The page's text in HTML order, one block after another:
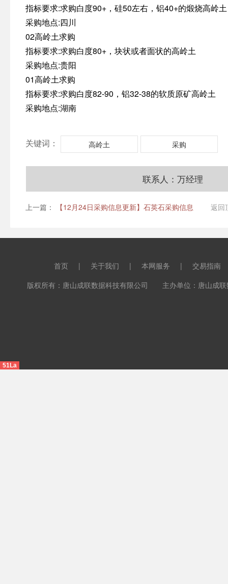
指标要求:求购白度90+，硅50左右，铝40+的煅烧高岭土
采购地点:四川
02高岭土求购
指标要求:求购白度80+，块状或者面状的高岭土
采购地点:贵阳
01高岭土求购
指标要求:求购白度82-90，铝32-38的软质原矿高岭土
采购地点:湖南
关键词： 高岭土 采购
联系人：万经理
上一篇： 【12月24日采购信息更新】石英石采购信息 返回
首页 | 关于我们 | 本网服务 |
交易指南
版权所有：唐山成联数据科技有限公司 主办单位：唐山成
51La